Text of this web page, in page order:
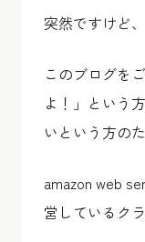
突然ですけど
このブログを
よ！」という
いという方の
amazon web
営しているク